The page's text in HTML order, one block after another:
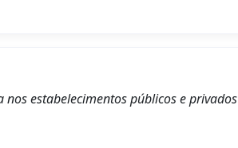
estabelecimentos públicos e